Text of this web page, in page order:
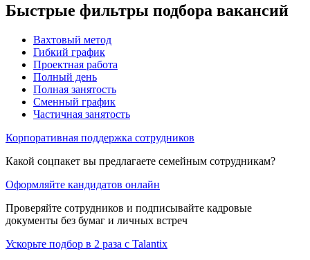
Быстрые фильтры подбора вакансий
Вахтовый метод
Гибкий график
Проектная работа
Полный день
Полная занятость
Сменный график
Частичная занятость
Корпоративная поддержка сотрудников
Какой соцпакет вы предлагаете семейным сотрудникам?
Оформляйте кандидатов онлайн
Проверяйте сотрудников и подписывайте кадровые
документы без бумаг и личных встреч
Ускорьте подбор в 2 раза с Talantix